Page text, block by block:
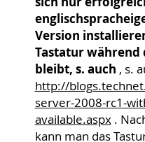
Version
Tastatur während
bleibt, s. auch , s.
http://
server-2008-rc1-
available.aspx.
kann man das